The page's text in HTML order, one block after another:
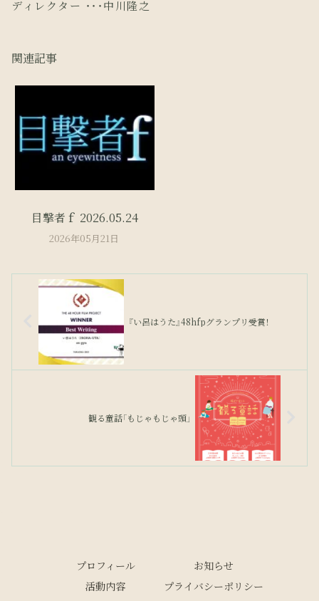
ディレクター ・・・中川隆之
関連記事
目撃者ｆ 2026.05.24
2026年05月21日
『い呂はうた』48hfpグランプリ受賞！
観る童話「もじゃもじゃ頭」
プロフィール
お知らせ
活動内容
プライバシーポリシー